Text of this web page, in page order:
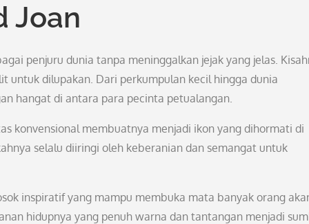
Joan
penjuru dunia tanpa meninggalkan jejak yang jelas.
untuk dilupakan. Dari perkumpulan kecil hingga dunia
hangat di antara para pecinta petualangan.
konvensional membuatnya menjadi ikon yang dihormati di
selalu diiringi oleh keberanian dan semangat untuk
inspiratif yang mampu membuka mata banyak orang
hidupnya yang penuh warna dan tantangan menjadi